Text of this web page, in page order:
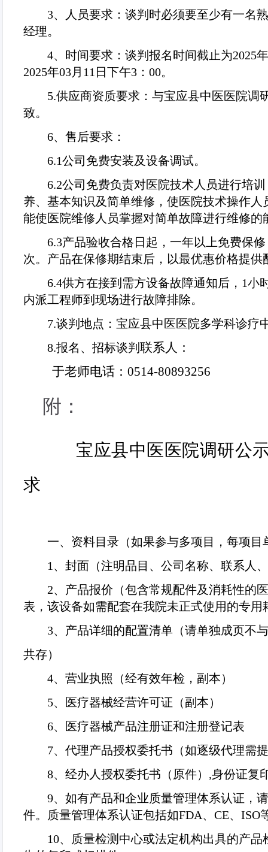
3、人员要求：谈判时必须要至少有一名
经理。
4、时间要求：谈判报名时间截止为2025年
2025年03月 11 日下午3 ： 00。
5.供应商资质要求：与宝应县中医医院调
致。
6、售后要求：
6.1公司免费安装及设备调试。
6.2公司免费负责对医院技术人员进行培
养、基本知识及简单维修，使医院技术操作
能使医院维修人员掌握对简单故障进行维修的
6.3产品验收合格日起，一年以上免费保
次。产品在保修期结束后，以最优惠价格提供
6.4供方在接到需方设备故障通知后， 1小
内派工程师到现场进行故障排除。
7.谈判地点：宝应县中医医院多学科诊疗
8.报名、 招标谈判 联系人：
于老师电话：0514-80893256
附：
宝应县中医医院调研公
求
一、资料目录（如果参与多项目，每项目
1 、封面（注明品目、公司名称、联系人
2、产品报价（包含常规配件及消耗性的
表，该设备如需配套在我院未正式使用的专
3、产品详细的配置清单（请单独成页不
共存）
4、营业执照（经有效年检，副本）
5、医疗器械经营许可证（副本）
6、医疗器械产品注册证和注册登记表
7、代理产品授权委托书（如逐级代理需
8、经办人授权委托书（原件） ,身份证复
9、如有产品和企业质量管理体系认证，
件。质量管理体系认证包括如FDA、 CE、 ISO
10、质量检测中心或法定机构出具的产品